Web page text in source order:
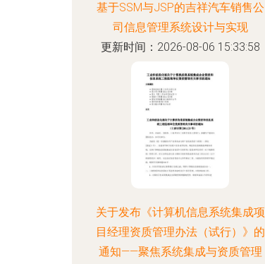
基于SSM与JSP的吉祥汽车销售公
司信息管理系统设计与实现
更新时间：2026-08-06 15:33:58
关于发布《计算机信息系统集成项
目经理资质管理办法（试行）》的
通知——聚焦系统集成与资质管理